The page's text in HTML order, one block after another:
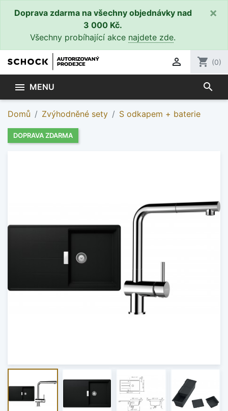
Doprava zdarma na všechny objednávky nad
3 000 Kč.
Všechny probíhající akce najdete zde.
×
 shopping_cart (0)
 MENU search
Domů Zvýhodněné sety S odkapem + baterie
DOPRAVA ZDARMA